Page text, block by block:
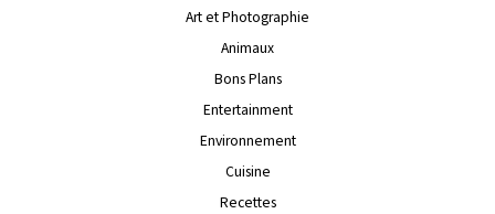
Art et Photographie
Animaux
Bons Plans
Entertainment
Environnement
Cuisine
Recettes